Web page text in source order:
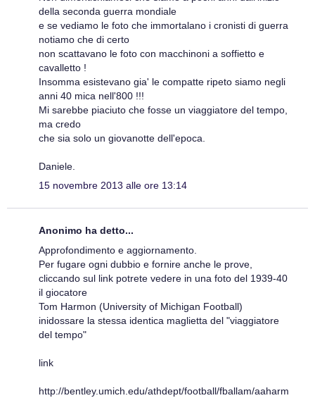
della seconda guerra mondiale
e se vediamo le foto che immortalano i cronisti di guerra
notiamo che di certo
non scattavano le foto con macchinoni a soffietto e
cavalletto !
Insomma esistevano gia' le compatte ripeto siamo negli
anni 40 mica nell'800 !!!
Mi sarebbe piaciuto che fosse un viaggiatore del tempo,
ma credo
che sia solo un giovanotte dell'epoca.
Daniele.
15 novembre 2013 alle ore 13:14
Anonimo ha detto...
Approfondimento e aggiornamento.
Per fugare ogni dubbio e fornire anche le prove,
cliccando sul link potrete vedere in una foto del 1939-40
il giocatore
Tom Harmon (University of Michigan Football)
inidossare la stessa identica maglietta del "viaggiatore
del tempo"
link
http://bentley.umich.edu/athdept/football/fballam/aaharm